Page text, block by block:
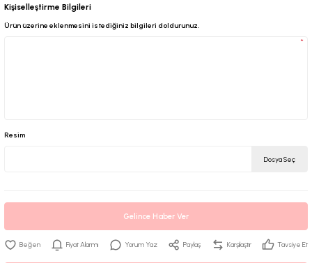
Kişiselleştirme Bilgileri
Ürün üzerine eklenmesini istediğiniz bilgileri doldurunuz.
*
Resim
Dosya Seç
Gelince Haber Ver
Fiyat Alarmı Yorum Yaz Paylaş Karşılaştır Tavsiye Et